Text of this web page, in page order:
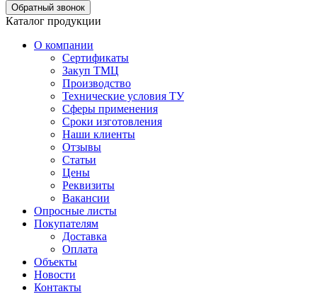
Каталог продукции
О компании
Сертификаты
Закуп ТМЦ
Производство
Технические условия ТУ
Сферы применения
Сроки изготовления
Наши клиенты
Отзывы
Статьи
Цены
Реквизиты
Вакансии
Опросные листы
Покупателям
Доставка
Оплата
Объекты
Новости
Контакты